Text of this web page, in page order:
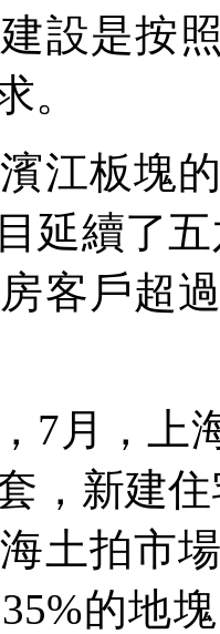
設是按
。
板塊的
延續了
客戶超
，上海
，新建
土拍市
的地